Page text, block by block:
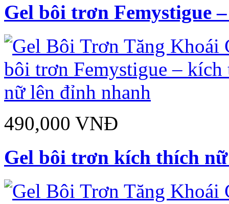
Gel bôi trơn Femystigue
490,000 VNĐ
Gel bôi trơn kích thích